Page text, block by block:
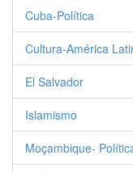
Cuba-Política
Cultura-América
El Salvador
Islamismo
Moçambique-